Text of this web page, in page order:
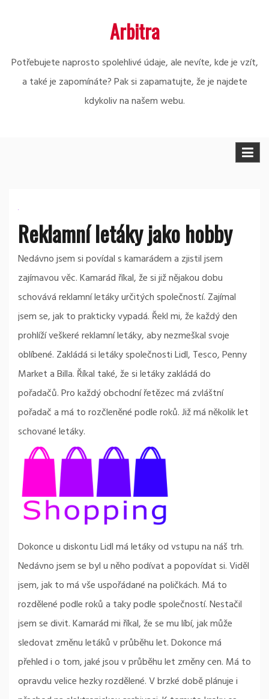
Arbitra
Potřebujete naprosto spolehlivé údaje, ale nevíte, kde je vzít,
a také je zapomínáte? Pak si zapamatujte, že je najdete
kdykoliv na našem webu.
Reklamní letáky jako hobby
Nedávno jsem si povídal s kamarádem a zjistil jsem
zajímavou věc. Kamarád říkal, že si již nějakou dobu
schovává reklamní letáky určitých společností. Zajímal
jsem se, jak to prakticky vypadá. Řekl mi, že každý den
prohlíží veškeré reklamní letáky, aby nezmeškal svoje
oblíbené. Zakládá si letáky společnosti Lidl, Tesco, Penny
Market a Billa. Říkal také, že si letáky zakládá do
pořadačů. Pro každý obchodní řetězec má zvláštní
pořadač a má to rozčleněné podle roků. Již má několik let
schované letáky.
Dokonce u diskontu Lidl má letáky od vstupu na náš trh.
Nedávno jsem se byl u něho podívat a popovídat si. Viděl
jsem, jak to má vše uspořádané na poličkách. Má to
rozdělené podle roků a taky podle společností. Nestačil
jsem se divit. Kamarád mi říkal, že se mu líbí, jak může
sledovat změnu letáků v průběhu let. Dokonce má
přehled i o tom, jaké jsou v průběhu let změny cen. Má to
opravdu velice hezky rozdělené. V brzké době plánuje i